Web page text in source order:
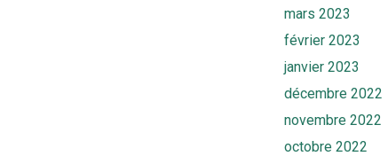
mars 2023
février 2023
janvier 2023
décembre 2022
novembre 2022
octobre 2022